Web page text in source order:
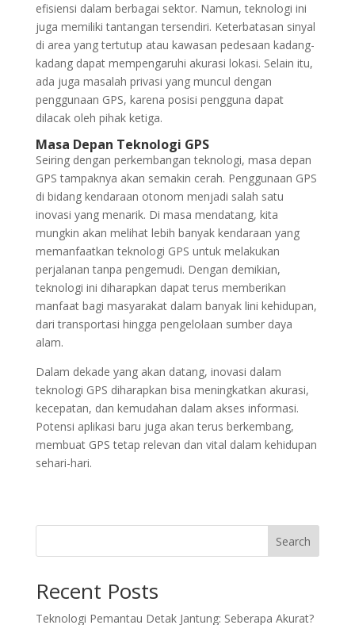
efisiensi dalam berbagai sektor. Namun, teknologi ini
juga memiliki tantangan tersendiri. Keterbatasan sinyal
di area yang tertutup atau kawasan pedesaan kadang-
kadang dapat mempengaruhi akurasi lokasi. Selain itu,
ada juga masalah privasi yang muncul dengan
penggunaan GPS, karena posisi pengguna dapat
dilacak oleh pihak ketiga.
Masa Depan Teknologi GPS
Seiring dengan perkembangan teknologi, masa depan
GPS tampaknya akan semakin cerah. Penggunaan GPS
di bidang kendaraan otonom menjadi salah satu
inovasi yang menarik. Di masa mendatang, kita
mungkin akan melihat lebih banyak kendaraan yang
memanfaatkan teknologi GPS untuk melakukan
perjalanan tanpa pengemudi. Dengan demikian,
teknologi ini diharapkan dapat terus memberikan
manfaat bagi masyarakat dalam banyak lini kehidupan,
dari transportasi hingga pengelolaan sumber daya
alam.
Dalam dekade yang akan datang, inovasi dalam
teknologi GPS diharapkan bisa meningkatkan akurasi,
kecepatan, dan kemudahan dalam akses informasi.
Potensi aplikasi baru juga akan terus berkembang,
membuat GPS tetap relevan dan vital dalam kehidupan
sehari-hari.
Search
Recent Posts
Teknologi Pemantau Detak Jantung: Seberapa Akurat?